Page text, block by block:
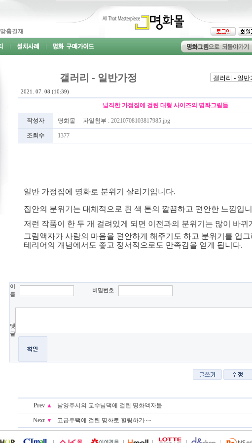
맞춤결재
갤러리 - 일반가정
2021. 07. 08 (10:39)
넓직한 가정집에 걸린 대형 사이즈의 명화그림들
작성자 명화몰 파일첨부 : 20210708103817985.jpg
조회수 1377
일반 가정집에 명화로 분위기 살리기입니다.
집안의 분위기는 대체적으로 흰 색 톤의 깔끔하고 편안한 느낌입
저런 작품이 한 두 개 걸려있게 되면 이전과의 분위기는 많이 바뀌
그림액자가 사람의 마음을 편안하게 해주기도 하고 분위기를 업
테리어의 개념에서도 좋고 정서적으로도 만족감을 얻게 됩니다.
이
름
비밀번호
댓
글
Prev ▲ 남양주시의 교수님댁에 걸린 명화액자들
Next ▼ 고급주택에 걸린 명화로 힐링하기~~